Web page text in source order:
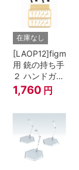
在庫なし
[LAOP12]figma
用 銃の持ち手
２ ハンドガン
セット
1,760 円